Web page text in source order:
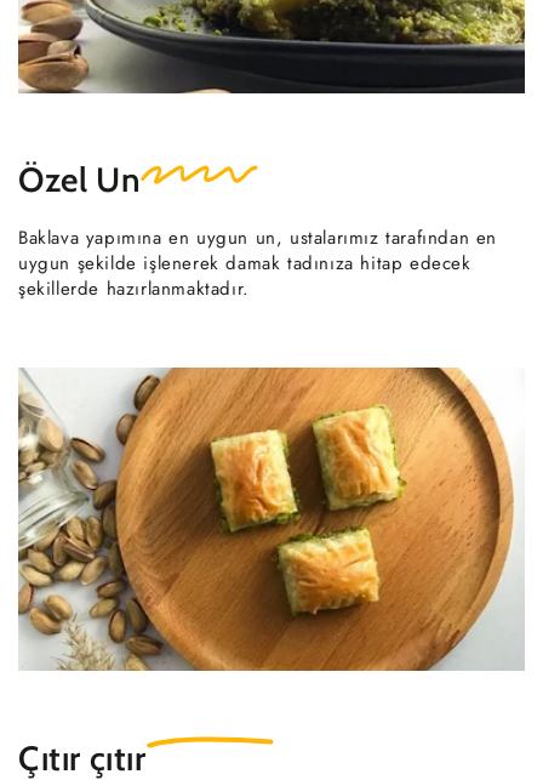
Özel Un
Baklava yapımına en uygun un, ustalarımız tarafından en
uygun şekilde işlenerek damak tadınıza hitap edecek
şekillerde hazırlanmaktadır.
Çıtır çıtır